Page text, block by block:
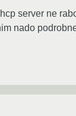
server ne
nado